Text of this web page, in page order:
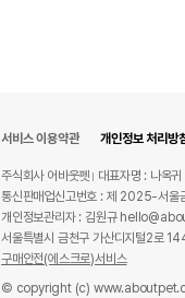
서비스 이용약관 개인정보 처리방
주식회사 어바웃펫 대표자명 : 나옥귀
통신판매업신고번호 : 제 2025-서
개인정보관리자 : 김원규
서울특별시 금천구 가산디지털2로
구매안전(에스크로)서비스
© copyright (c)